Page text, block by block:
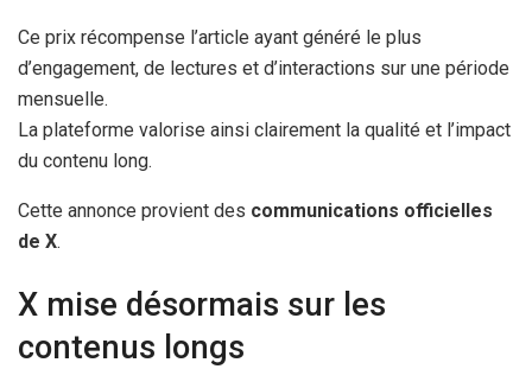
Ce prix récompense l’article ayant généré le plus
d’engagement, de lectures et d’interactions sur une période
mensuelle.
La plateforme valorise ainsi clairement la qualité et l’impact
du contenu long.
Cette annonce provient des communications officielles
de X.
X mise désormais sur les
contenus longs